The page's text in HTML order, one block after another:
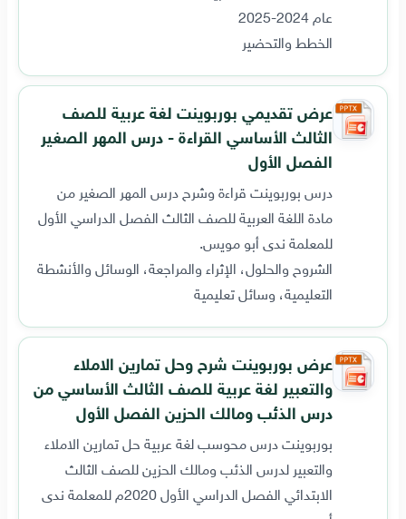
عام 2024-2025
الخطط والتحضير
عرض تقديمي بوربوينت لغة عربية للصف
الثالث الأساسي القراءة - درس المهر الصغير
الفصل الأول
درس بوربوينت قراءة وشرح درس المهر الصغير من
مادة اللغة العربية للصف الثالث الفصل الدراسي الأول
للمعلمة ندى أبو مويس.
الشروح والحلول، الإثراء والمراجعة، الوسائل والأنشطة
التعليمية، وسائل تعليمية
عرض بوربوينت شرح وحل تمارين الاملاء
والتعبير لغة عربية للصف الثالث الأساسي من
درس الذئب ومالك الحزين الفصل الأول
بوربوينت درس محوسب لغة عربية حل تمارين الاملاء
والتعبير لدرس الذئب ومالك الحزين للصف الثالث
الابتدائي الفصل الدراسي الأول 2020م للمعلمة ندى